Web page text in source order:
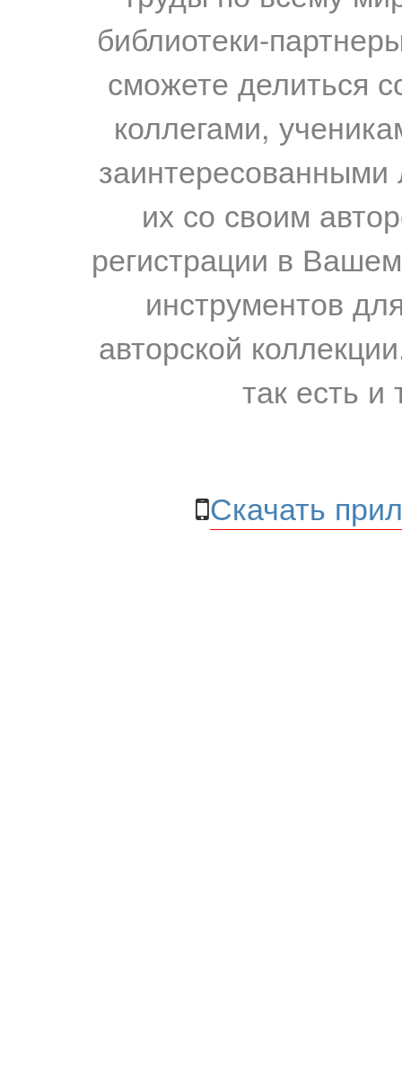
библиотеки-
сможете делиться
коллегами,
их со своим
регистрации в
инструментов
авторской
так есть и
Скачать